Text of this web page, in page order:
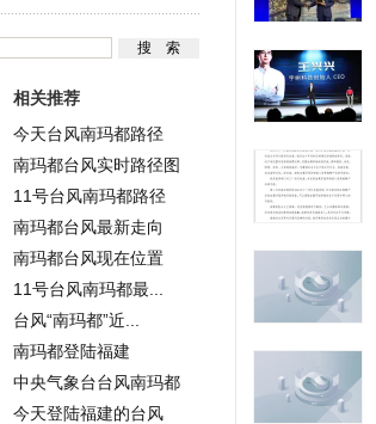
相关推荐
今天台风南玛都路径
南玛都台风实时路径图
11号台风南玛都路径
南玛都台风最新走向
南玛都台风现在位置
11号台风南玛都最...
台风“南玛都”近...
南玛都登陆福建
中央气象台台风南玛都
今天登陆福建的台风